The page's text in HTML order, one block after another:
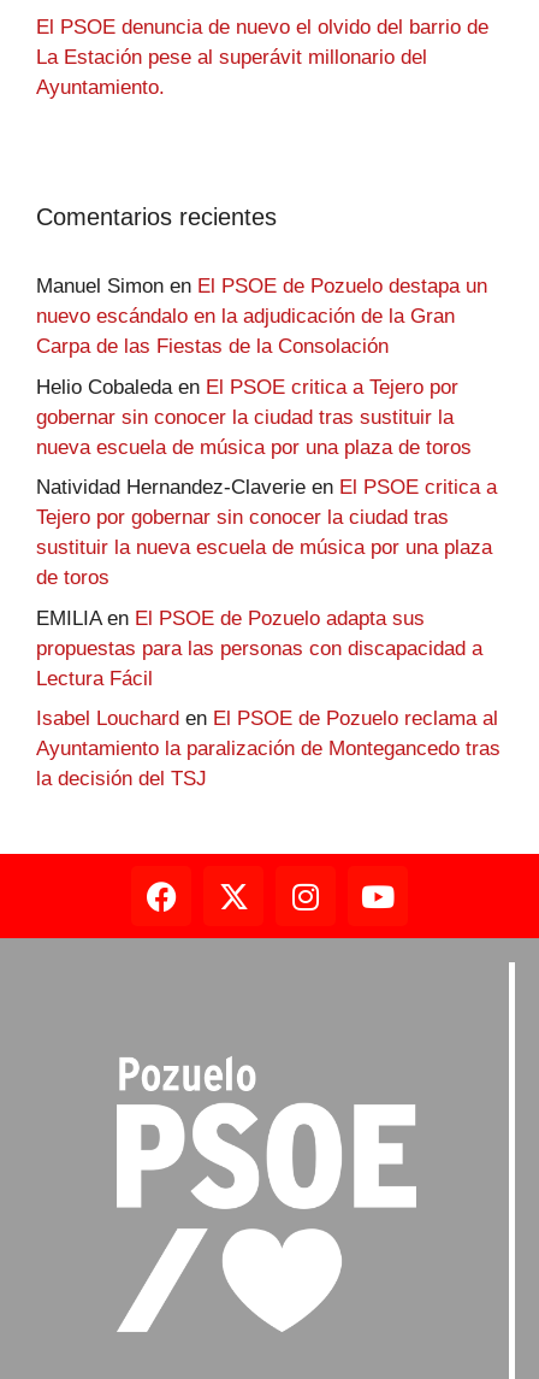
El PSOE denuncia de nuevo el olvido del barrio de
La Estación pese al superávit millonario del
Ayuntamiento.
Comentarios recientes
Manuel Simon en El PSOE de Pozuelo destapa un
nuevo escándalo en la adjudicación de la Gran
Carpa de las Fiestas de la Consolación
Helio Cobaleda en El PSOE critica a Tejero por
gobernar sin conocer la ciudad tras sustituir la
nueva escuela de música por una plaza de toros
Natividad Hernandez-Claverie en El PSOE critica a
Tejero por gobernar sin conocer la ciudad tras
sustituir la nueva escuela de música por una plaza
de toros
EMILIAen El PSOE de Pozuelo adapta sus
propuestas para las personas con discapacidad a
Lectura Fácil
Isabel Louchard en El PSOE de Pozuelo reclama al
Ayuntamiento la paralización de Montegancedo tras
la decisión del TSJ